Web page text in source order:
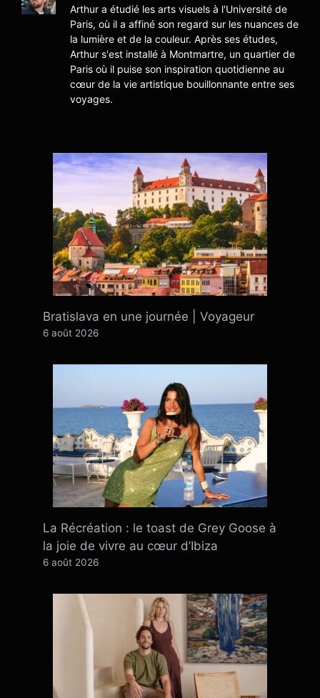
Arthur a étudié les arts visuels à l'Université de
Paris, où il a affiné son regard sur les nuances de
la lumière et de la couleur. Après ses études,
Arthur s'est installé à Montmartre, un quartier de
Paris où il puise son inspiration quotidienne au
cœur de la vie artistique bouillonnante entre ses
voyages.
Bratislava en une journée | Voyageur
6 août 2026
La Récréation : le toast de Grey Goose à
la joie de vivre au cœur d’Ibiza
6 août 2026